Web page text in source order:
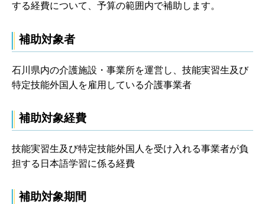
する経費について、予算の範囲内で補助します。
補助対象者
石川県内の介護施設・事業所を運営し、技能実習生及び
特定技能外国人を雇用している介護事業者
補助対象経費
技能実習生及び特定技能外国人を受け入れる事業者が負
担する日本語学習に係る経費
補助対象期間